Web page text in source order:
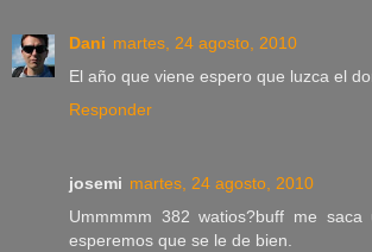
Dani martes, 24 agosto, 2010
El año que viene espero que luzca el
Responder
josemi martes, 24 agosto, 2010
Ummmmm 382 watios?buff me saca
esperemos que se le de bien.